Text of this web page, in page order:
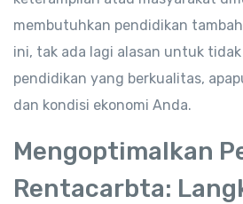
membutuhkan pendidikan
ini, tak ada lagi alasan untuk
pendidikan yang berkualitas,
dan kondisi ekonomi Anda.
Mengoptimalkan
Rentacarbta: